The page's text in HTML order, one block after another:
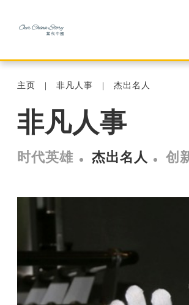
主页 非凡人事 杰出名人
非凡人事
时代英雄 杰出名人 创